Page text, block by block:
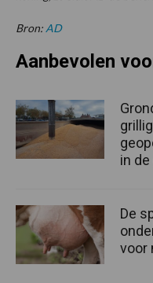
Bron: AD
Aanbevolen
in
De
voor